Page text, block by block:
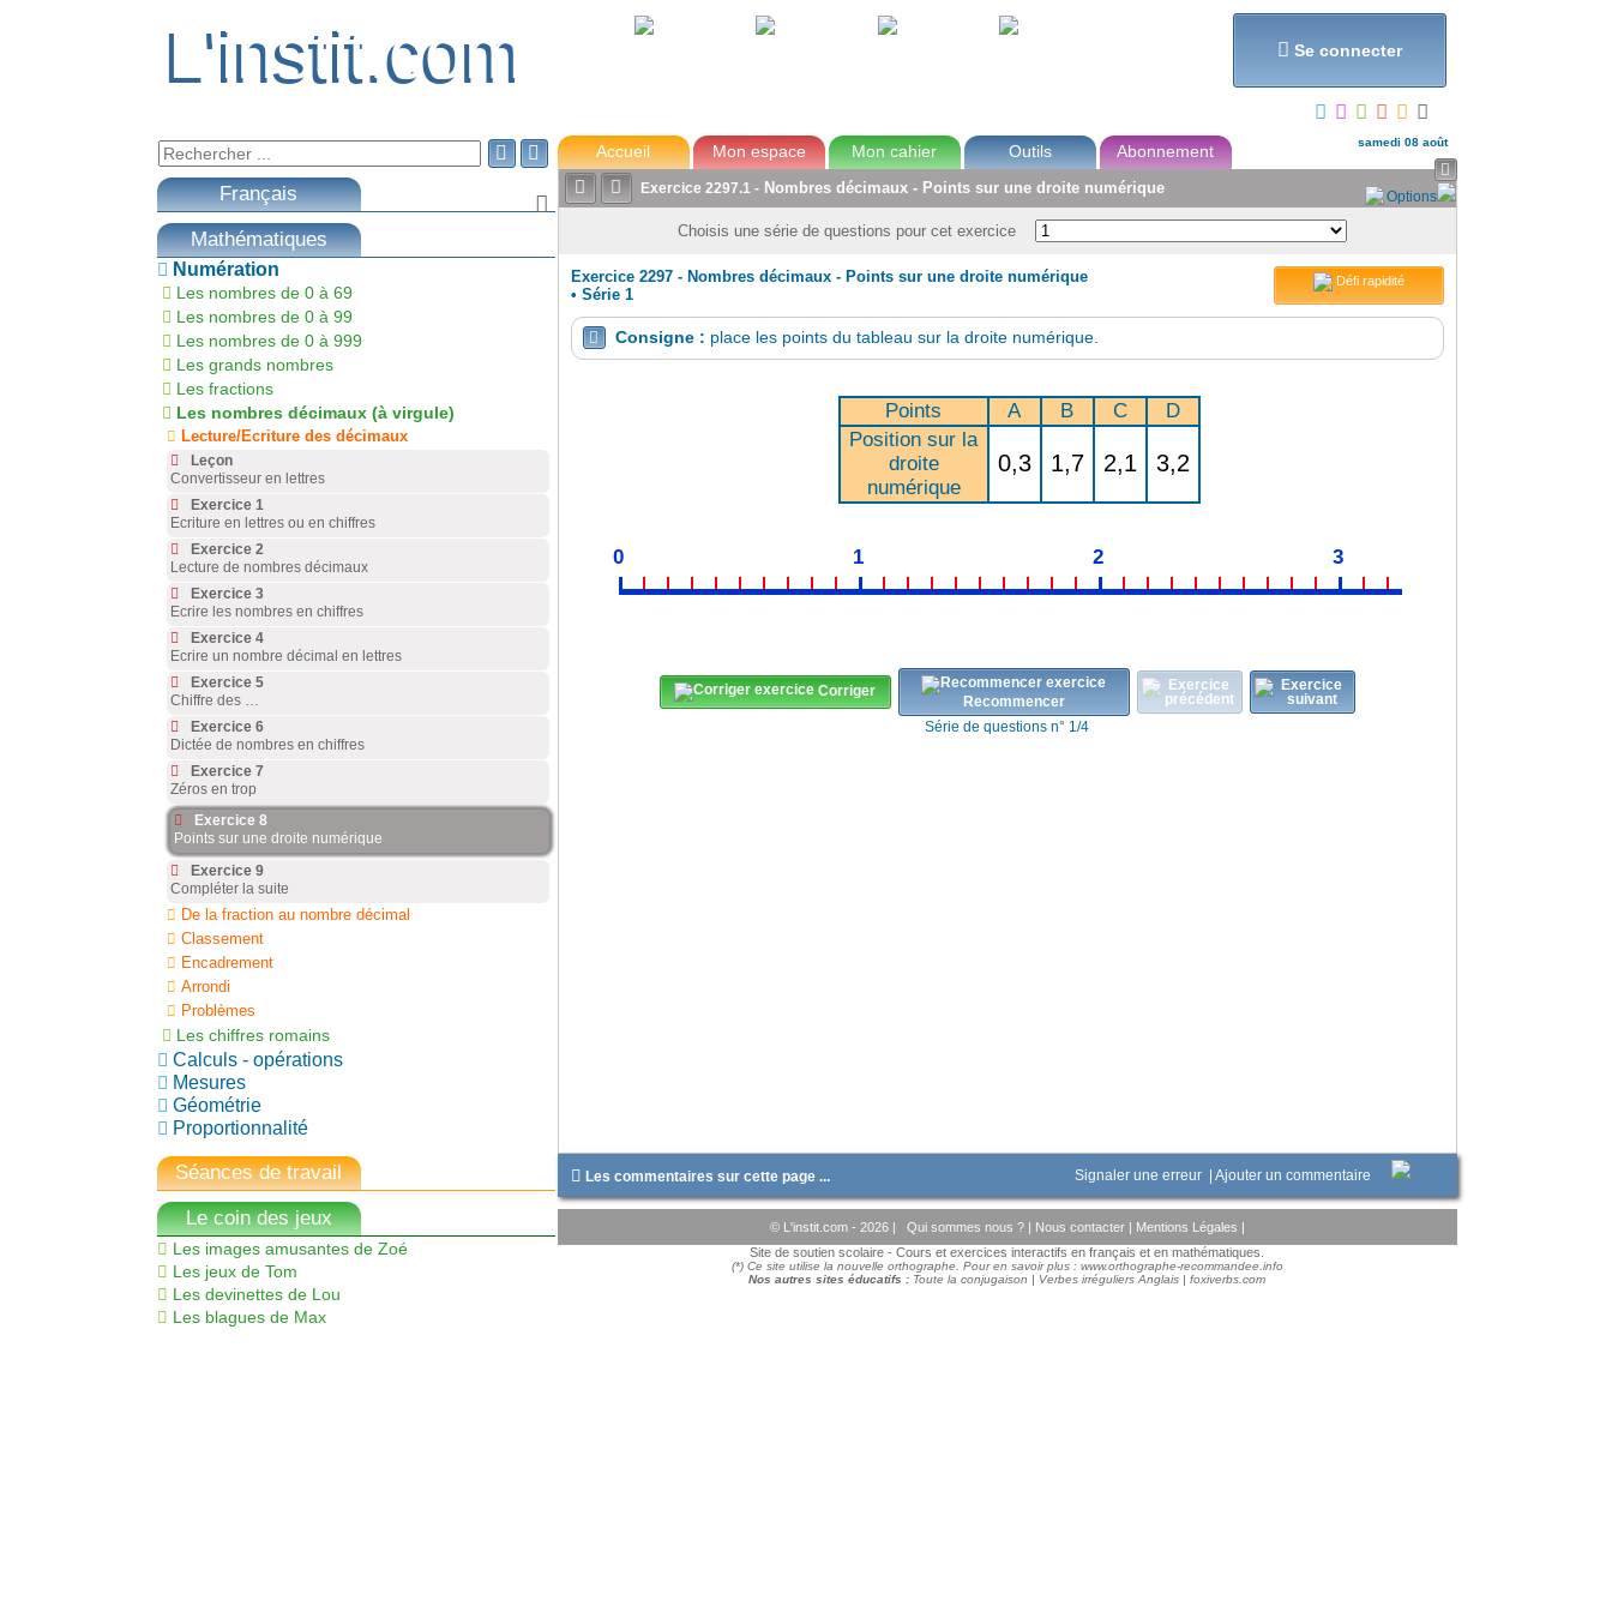
 Se connecter
L'instit.com
L'instit.com avec Zoé Tom Lou Max
 

Français
Mathématiques
Numération
Les nombres de 0 à 69
Les nombres de 0 à 99
Les nombres de 0 à 999
Les grands nombres
Les fractions
Les nombres décimaux (à virgule)
Lecture/Ecriture des décimaux
Leçon
Convertisseur en lettres
Exercice 1
Ecriture en lettres ou en chiffres
Exercice 2
Lecture de nombres décimaux
Exercice 3
Ecrire les nombres en chiffres
Exercice 4
Ecrire un nombre décimal en lettres
Exercice 5
Chiffre des …
Exercice 6
Dictée de nombres en chiffres
Exercice 7
Zéros en trop
Exercice 8
Points sur une droite numérique
Exercice 9
Compléter la suite
De la fraction au nombre décimal
Classement
Encadrement
Arrondi
Problèmes
Les chiffres romains
Calculs - opérations
Mesures
Géométrie
Proportionnalité
Séances de travail
Le coin des jeux
Les images amusantes de Zoé
Les jeux de Tom
Les devinettes de Lou
Les blagues de Max
Accueil Mon espace Mon cahier Outils Abonnement samedi 08 août

  Exercice 2297.1- Nombres décimaux - Points sur une droite numérique Options
Choisis une série de questions pour cet exercice
Défi rapidité
Exercice 2297 - Nombres décimaux - Points sur une droite numérique
• Série 1
 Consigne : place les points du tableau sur la droite numérique.
Points A B C
D
Position sur la
droite
numérique
0,3 1,7 2,1 3,2
0 1 2 3
Corriger
Recommencer
Série de questions n° 1/4
 Les commentaires sur cette page ... Signaler une erreur Ajouter un commentaire
© L'instit.com - 2026 | Qui sommes nous ? | Nous contacter | Mentions Légales |
Site de soutien scolaire - Cours et exercices interactifs en français et en mathématiques.
(*) Ce site utilise la nouvelle orthographe. Pour en savoir plus : www.orthographe-recommandee.info
Nos autres sites éducatifs : Toute la conjugaison | Verbes irréguliers Anglais | foxiverbs.com